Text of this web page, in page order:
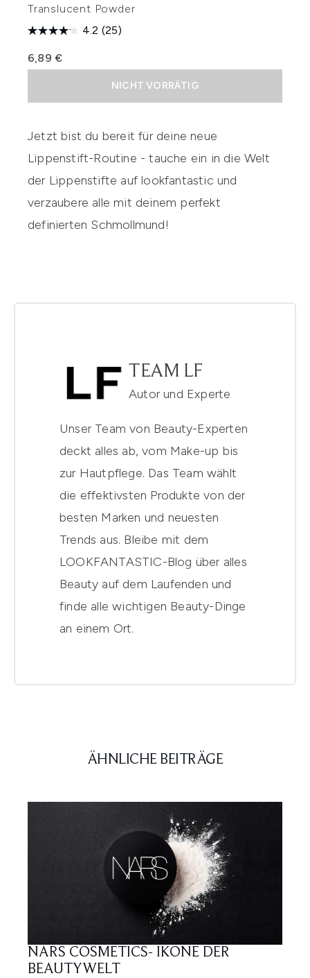
Translucent Powder
4.2 (25)
6,89 €
NICHT VORRÄTIG
Jetzt bist du bereit für deine neue
Lippenstift-Routine - tauche ein in die Welt
der Lippenstifte auflookfantastic und
verzaubere alle mit deinem perfekt
definierten Schmollmund!
TEAM LF
Autor und Experte
Unser Team von Beauty-Experten
deckt alles ab, vom Make-up bis
zur Hautpflege. Das Team wählt
die effektivsten Produkte von der
besten Marken und neuesten
Trends aus. Bleibe mit dem
LOOKFANTASTIC-Blog über alles
Beauty auf dem Laufenden und
finde alle wichtigen Beauty-Dinge
an einem Ort.
ÄHNLICHE BEITRÄGE
NARS COSMETICS- IKONE DER
BEAUTYWELT